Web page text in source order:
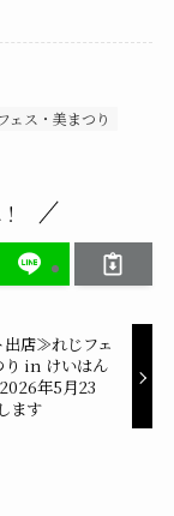
ェス・美まつり
店≫れじフェ
り in けいはん
年5月23
ます